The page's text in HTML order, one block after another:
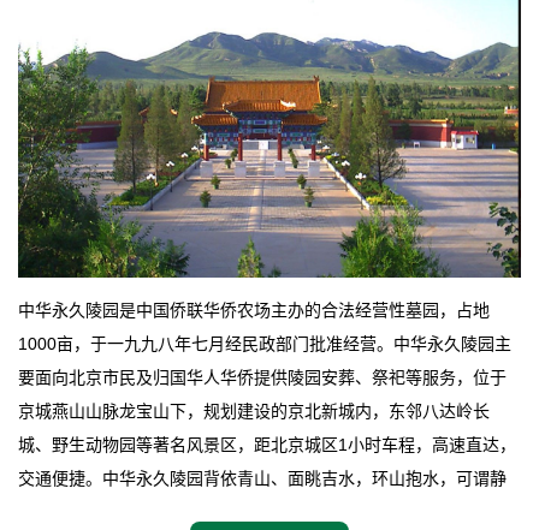
中华永久陵园是中国侨联华侨农场主办的合法经营性墓园，占地
1000亩，于一九九八年七月经民政部门批准经营。中华永久陵园主
要面向北京市民及归国华人华侨提供陵园安葬、祭祀等服务，位于
京城燕山山脉龙宝山下，规划建设的京北新城内，东邻八达岭长
城、野生动物园等著名风景区，距北京城区1小时车程，高速直达，
交通便捷。中华永久陵园背依青山、面眺吉水，环山抱水，可谓静